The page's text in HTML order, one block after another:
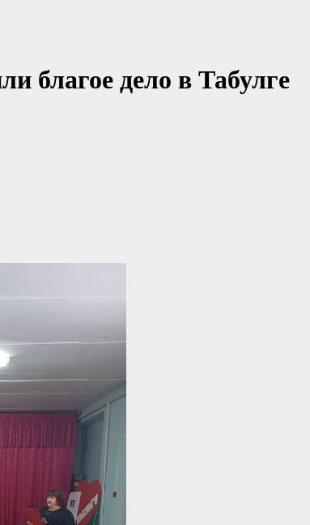
благое дело в Табулге